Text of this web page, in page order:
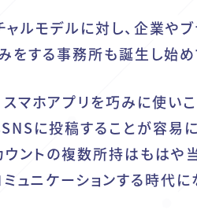
ャルモデルに対し、企業や
をする事務所も誕生し始め
マホアプリを巧みに使い
に投稿することが容易
ウントの複数所持はもはや
ュニケーションする時代に